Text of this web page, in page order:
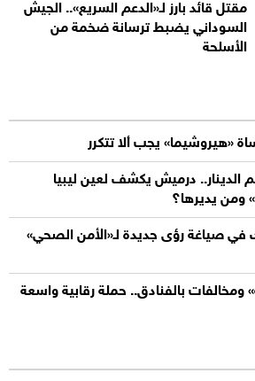
مقتل قائد بارز لـ«الدعم السريع».. الجيش
السوداني يضبط ترسانة ضخمة من
الأسلحة
الدينار.. درميش يكشف لعين ليبيا
ومن يديرها؟
في صياغة رؤى جديدة لـ«الأمن الصحي»
ومخالفات بالفنادق.. حملة رقابية واسعة